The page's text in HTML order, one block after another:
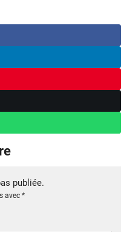
publiée.
avec *